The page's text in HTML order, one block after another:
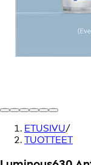
ETUSIVU/
TUOTTEET